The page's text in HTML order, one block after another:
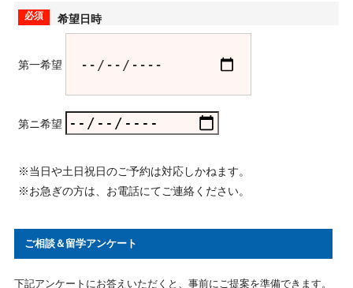
希望日時
必須
第一希望
第ニ希望
※当日や土日祝日のご予約は対応しかねます。
※お急ぎの方は、お電話にてご連絡ください。
ご相談＆留学アンケート
下記アンケートにお答えいただくと、事前にご提案を準備できます。